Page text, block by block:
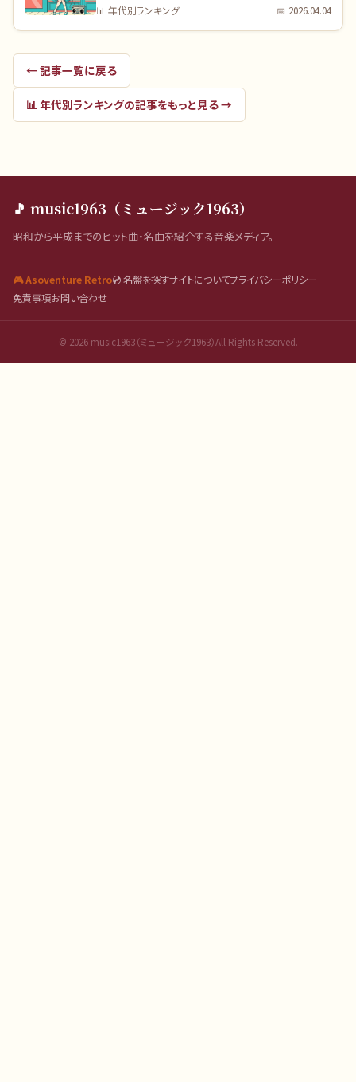
📊 年代別ランキング 📅 2026.04.04
← 記事一覧に戻る
📊 年代別ランキングの記事をもっと見る →
🎵 music1963（ミュージック1963）
昭和から平成までのヒット曲・名曲を紹介する音楽メディア。
🎮 Asoventure Retro💿 名盤を探すサイトについてプライバシーポリシー
免責事項お問い合わせ
© 2026music1963（ミュージック1963）All Rights Reserved.